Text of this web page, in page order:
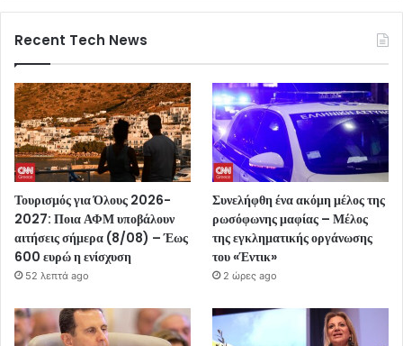
Recent Tech News
Τουρισμός για Όλους 2026-
2027: Ποια ΑΦΜ υποβάλουν
αιτήσεις σήμερα (8/08) – Έως
600 ευρώ η ενίσχυση
52 λεπτά ago
Συνελήφθη ένα ακόμη μέλος της
ρωσόφωνης μαφίας – Μέλος
της εγκληματικής οργάνωσης
του «Έντικ»
2 ώρες ago